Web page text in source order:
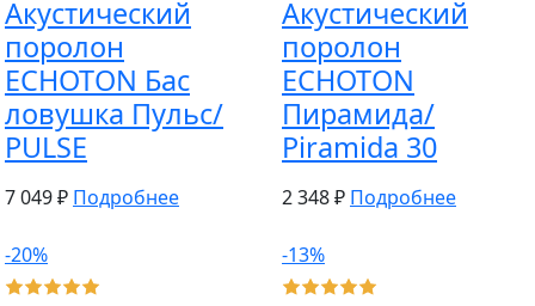
Акустический
поролон
ECHOTON Бас
ловушка Пульс/
PULSE
7 049 ₽ Подробнее
Акустический
поролон
ECHOTON
Пирамида/
Piramida 30
2 348 ₽ Подробнее
-20% -13%